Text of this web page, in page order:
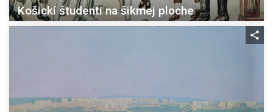
Košickí študenti na šikmej ploche